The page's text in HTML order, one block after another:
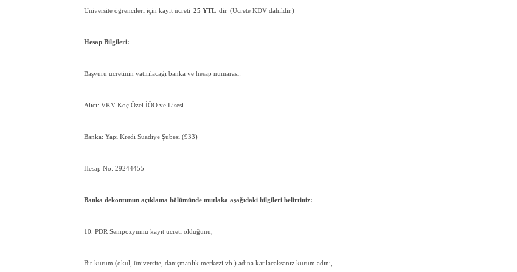
Üniversite öğrencileri için kayıt ücreti 25 YTL dir. (Ücrete KDV dahildir.)
Hesap Bilgileri:
Başvuru ücretinin yatırılacağı banka ve hesap numarası:
Alıcı: VKV Koç Özel İÖO ve Lisesi
Banka: Yapı Kredi Suadiye Şubesi (933)
Hesap No: 29244455
Banka dekontunun açıklama bölümünde mutlaka aşağıdaki bilgileri belirtiniz:
10. PDR Sempozyumu kayıt ücreti olduğunu,
Bir kurum (okul, üniversite, danışmanlık merkezi vb.) adına katılacaksanız kurum adını,